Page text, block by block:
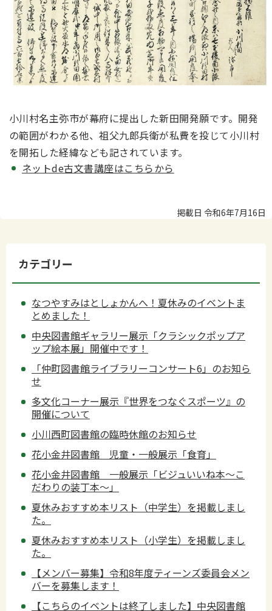
小川村名主弥市が幕府に提出した新田開発願です。開発
の範囲がわかる他、祖父九郎兵衛が私費を投じて小川村
を開拓した経緯なども記されています。
ネットde古文書講座はこちらから
掲載日 令和6年7月16日
カテゴリー
なつやすみはとしょかんへ！夏休みのイベントま
とめました！
中央図書館ギャラリー展示「クラシックポップア
ップ絵本展」開催中です！
「仲町図書館ライブラリーコンサート6」のお知ら
せ
多文化コーナー展示『世界をつなぐスポーツ』の
開催について
小川西町図書館の臨時休館のお知らせ
花小金井図書館 児童・一般展示「食育」
花小金井図書館 一般展示「ビジュいいね本～こ
だわりの装丁本～」
夏休みおすすめ本リスト（中学生）を掲載しまし
た。
夏休みおすすめ本リスト（小学生）を掲載しまし
た。
【メンバー募集】令和8年度ティーンズ委員会メン
バーを募集します！
【こちらのイベントは終了しました】中央図書館